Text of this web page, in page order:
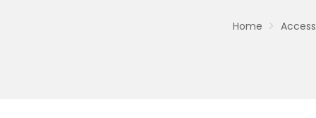
Home